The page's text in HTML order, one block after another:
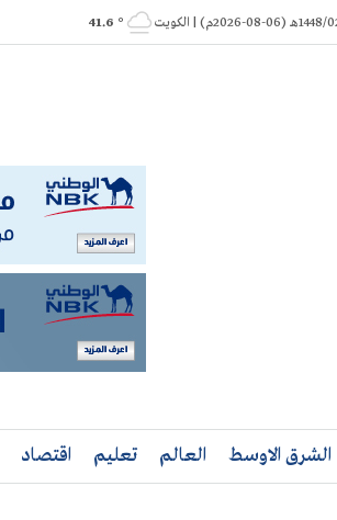
° 41.6
الشرق الاوسط العالم تعليم اقتصاد